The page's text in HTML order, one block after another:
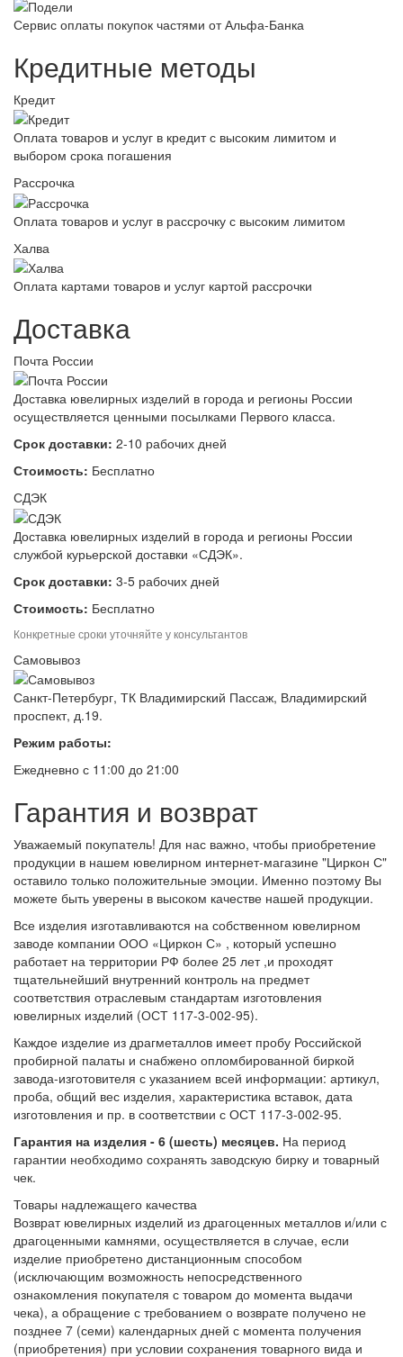
Сервис оплаты покупок частями от Альфа-Банка
Кредитные методы
Кредит
Оплата товаров и услуг в кредит с высоким лимитом и
выбором срока погашения
Рассрочка
Оплата товаров и услуг в рассрочку с высоким лимитом
Халва
Оплата картами товаров и услуг картой рассрочки
Доставка
Почта России
Доставка ювелирных изделий в города и регионы России
осуществляется ценными посылками Первого класса.
Срок доставки: 2-10 рабочих дней
Стоимость: Бесплатно
СДЭК
Доставка ювелирных изделий в города и регионы России
службой курьерской доставки «СДЭК».
Срок доставки: 3-5 рабочих дней
Стоимость: Бесплатно
Конкретные сроки уточняйте у консультантов
Самовывоз
Санкт-Петербург, ТК Владимирский Пассаж, Владимирский
проспект, д.19.
Режим работы:
Ежедневно с 11:00 до 21:00
Гарантия и возврат
Уважаемый покупатель! Для нас важно, чтобы приобретение
продукции в нашем ювелирном интернет-магазине "Циркон С"
оставило только положительные эмоции. Именно поэтому Вы
можете быть уверены в высоком качестве нашей продукции.
Все изделия изготавливаются на собственном ювелирном
заводе компании ООО «Циркон С» , который успешно
работает на территории РФ более 25 лет ,и проходят
тщательнейший внутренний контроль на предмет
соответствия отраслевым стандартам изготовления
ювелирных изделий (ОСТ 117-3-002-95).
Каждое изделие из драгметаллов имеет пробу Российской
пробирной палаты и снабжено опломбированной биркой
завода-изготовителя с указанием всей информации: артикул,
проба, общий вес изделия, характеристика вставок, дата
изготовления и пр. в соответствии с ОСТ 117-3-002-95.
Гарантия на изделия - 6 (шесть) месяцев. На период
гарантии необходимо сохранять заводскую бирку и товарный
чек.
Товары надлежащего качества
Возврат ювелирных изделий из драгоценных металлов и/или с
драгоценными камнями, осуществляется в случае, если
изделие приобретено дистанционным способом
(исключающим возможность непосредственного
ознакомления покупателя с товаром до момента выдачи
чека), а обращение с требованием о возврате получено не
позднее 7 (семи) календарных дней с момента получения
(приобретения) при условии сохранения товарного вида и